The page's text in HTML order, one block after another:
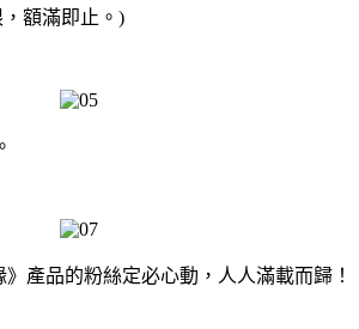
額滿即止。)
產品的粉絲定必心動，人人滿載而歸！